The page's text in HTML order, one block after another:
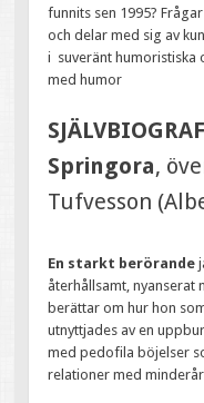
funnits sen 1995?
och delar med sig av
i suveränt humoristiska
med humor
Springora,
Tufvesson
En starkt berörande
återhållsamt, nyanserat
berättar om hur hon
utnyttjades av en
med pedofila böjelser
relationer med